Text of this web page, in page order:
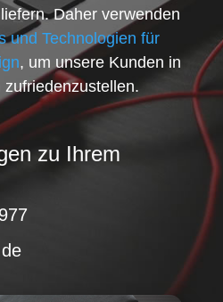
Daher verwenden
und Technologien für
, um unsere Kunden in
zu Ihrem